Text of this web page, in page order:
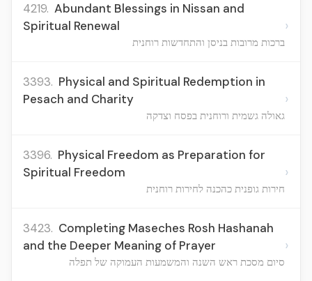
4219. Abundant Blessings in Nissan and
Spiritual Renewal
ברכות מרובות בניסן והתחדשות רוחנית
›
3393. Physical and Spiritual Redemption in
Pesach and Charity
גאולה גשמית ורוחנית בפסח וצדקה
›
3396. Physical Freedom as Preparation for
Spiritual Freedom
חירות גופנית כהכנה לחירות רוחנית
›
3423. Completing Maseches Rosh Hashanah
and the Deeper Meaning of Prayer
סיום מסכת ראש השנה והמשמעות העמוקה של תפלה
›